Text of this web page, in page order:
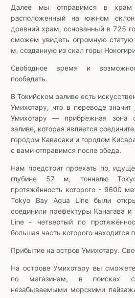
Далее мы отправимся в храм
расположенный на южном
древний храм, основанный в 725
сможем увидеть огромную
м, созданную из скал горы
Свободное время и
пообедать.
В Токийском заливе есть
Умихотару, что в переводе значит
Умихотару — прибрежная зона
заливе, которая является
городом Кавасаки и городом
с вами отправимся после обеда.
Нам предстоит проехать по,
глубине 57 м, тоннелю
протяжённость которого - 9600
Tokyo Bay Aqua Line были
соединили префектуры Канагава и
Line - четвертый по
большая часть которого находится
Прибытие на остров Умихотару.
На острове Умихотару вы сможете
по магазинам, в поисках
незабываемыми морскими